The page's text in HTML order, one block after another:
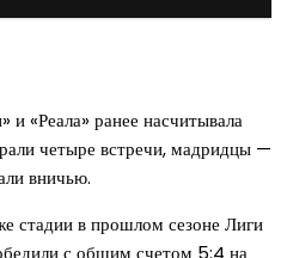
и «Реала» ранее насчитывала
четыре встречи, мадридцы —
вничью.
стадии в прошлом сезоне Лиги
с общим счетом 5:4 на